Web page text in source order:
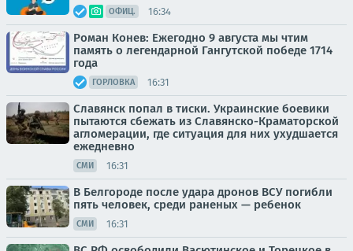
ОФИЦ. 16:34
Роман Конев: Ежегодно 9 августа мы чтим
память о легендарной Гангутской победе 1714
года
ГОРЛОВКА 16:31
Славянск попал в тиски. Украинские боевики
пытаются сбежать из Славянско-Краматорской
агломерации, где ситуация для них ухудшается
ежедневно
СМИ 16:31
В Белгороде после удара дронов ВСУ погибли
пять человек, среди раненых — ребенок
СМИ 16:31